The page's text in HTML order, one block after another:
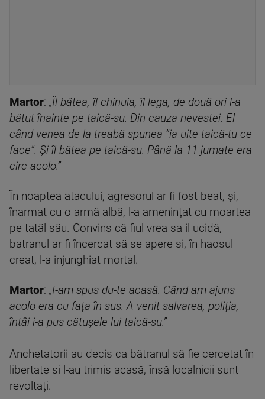
Martor: „Îl bătea, îl chinuia, îl lega, de două ori l-a
bătut înainte pe taică-su. Din cauza nevestei. El
când venea de la treabă spunea ”ia uite taică-tu ce
face”. Și îl bătea pe taică-su. Până la 11 jumate era
circ acolo.”
În noaptea atacului, agresorul ar fi fost beat, și,
înarmat cu o armă albă, l-a amenințat cu moartea
pe tatăl său. Convins că fiul vrea sa il ucidă,
batranul ar fi încercat să se apere si, în haosul
creat, l-a injunghiat mortal.
Martor: „I-am spus du-te acasă. Când am ajuns
acolo era cu fața în sus. A venit salvarea, poliția,
întâi i-a pus cătușele lui taică-su.”
Anchetatorii au decis ca bătranul să fie cercetat în
libertate si l-au trimis acasă, însă localnicii sunt
revoltați.